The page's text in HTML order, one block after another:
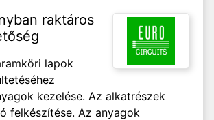
raktáros
lapok
kezelése. Az alkatrészek
felkészítése. Az anyagok